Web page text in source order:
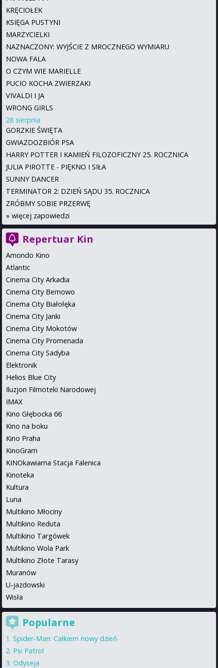
KRĘCIOŁEK
KSIĘGA PUSTYNI
MARZYCIELKI
NAZNACZONY: WYJŚCIE Z MROCZNEGO WYMIARU
NOWA FALA
O CZYM WIE MARIELLE
PUCIO KOCHA ZWIERZAKI
VIVALDI I JA
WRONG GIRLS
28 sierpnia
GORZKIE ŚWIĘTA
GWIAZDOZBIÓR PSA
HARRY POTTER I KAMIEŃ FILOZOFICZNY 25. ROCZNICA
JULIA PIROTTE - PIĘKNO I SIŁA
SUNNY DANCER
TERMINATOR 2: DZIEŃ SĄDU 35. ROCZNICA
ZRÓBMY SOBIE PRZERWĘ
» więcej zapowiedzi
Repertuar Kin
Amondo Kino
Atlantic
Cinema City Arkadia
Cinema City Bemowo
Cinema City Białołęka
Cinema City Janki
Cinema City Mokotów
Cinema City Promenada
Cinema City Sadyba
Elektronik
Helios Blue City
Iluzjon Filmoteki Narodowej
IMAX
Kino Głębocka 66
Kino na boku
Kino Praha
KinoGram
KINOkawiarna Stacja Falenica
Kinoteka
Kultura
Luna
Multikino Młociny
Multikino Reduta
Multikino Targówek
Multikino Wola Park
Multikino Złote Tarasy
Muranów
U-jazdowski
Wisła
Popularne
Spider-Man: Całkiem nowy dzień
Psi Patrol
Odyseja